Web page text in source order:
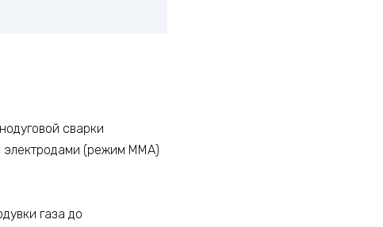
сварки
электродами (режим ММА)
газа до